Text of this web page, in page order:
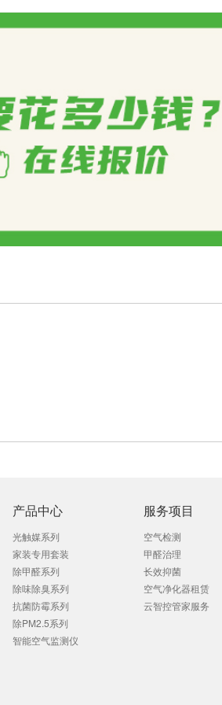
产品中心
光触媒系列
家装专用套装
除甲醛系列
除味除臭系列
抗菌防霉系列
除PM2.5系列
智能空气监测仪
服务项目
空气检测
甲醛治理
长效抑菌
空气净化器租赁
云智控管家服务